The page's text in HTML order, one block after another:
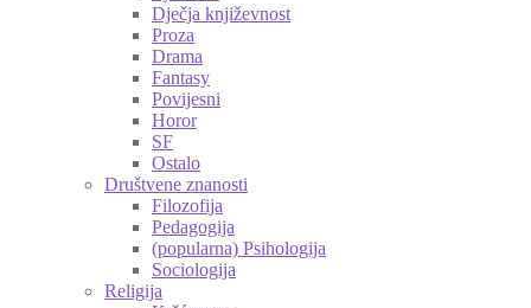
Dječja književnost
Proza
Drama
Fantasy
Povijesni
Horor
SF
Ostalo
Društvene znanosti
Filozofija
Pedagogija
(popularna) Psihologija
Sociologija
Religija